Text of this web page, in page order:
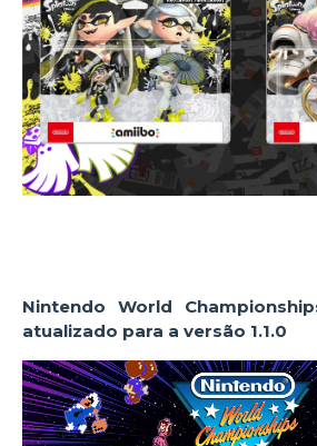
Nintendo World
atualizado para a versão 1.1.0